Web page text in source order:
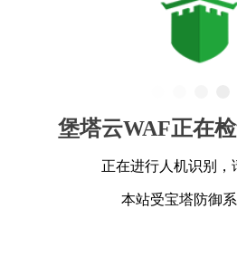
堡塔云WAF正在
正在进行人机识别，
本站受宝塔防御